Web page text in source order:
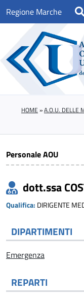
Regione Marche
HOME »A.O.U. DELLE
Personale AOU
dott.ssa
Qualifica: DIRIGENTE
DIPARTIMENTI
Emergenza
REPARTI